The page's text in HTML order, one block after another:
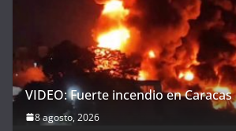
VIDEO: Fuerte incendio en Caracas
8 agosto, 2026